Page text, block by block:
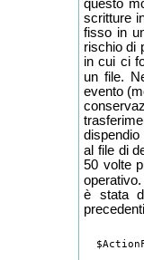
questo
scritture
fisso in
rischio di
in cui ci
un file.
evento
al file di
50 volte
è stata